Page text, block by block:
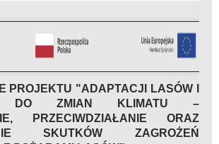
PROJEKTU "ADAPTACJI LASÓW I
DO ZMIAN KLIMATU –
PRZECIWDZIAŁANIE ORAZ
SKUTKÓW ZAGROŻEŃ